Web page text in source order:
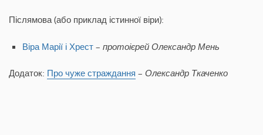
Післямова (або приклад істинної віри):
Віра Марії і Хрест– протоієрей Олександр Мень
Додаток: Про чуже страждання – Олександр Ткаченко